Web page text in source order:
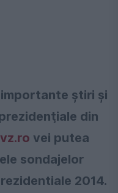
ştiri şi
din
vei putea
sondajelor
2014.